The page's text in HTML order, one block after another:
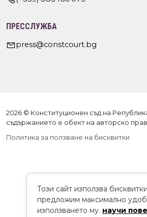
ПРЕССЛУЖБА
press@constcourt.bg
2026 © Конституционен съд на
съдържанието е обект на авторско
Политика за ползване на бисквитки
Този сайт използва
предложим максимално
използването му. научи